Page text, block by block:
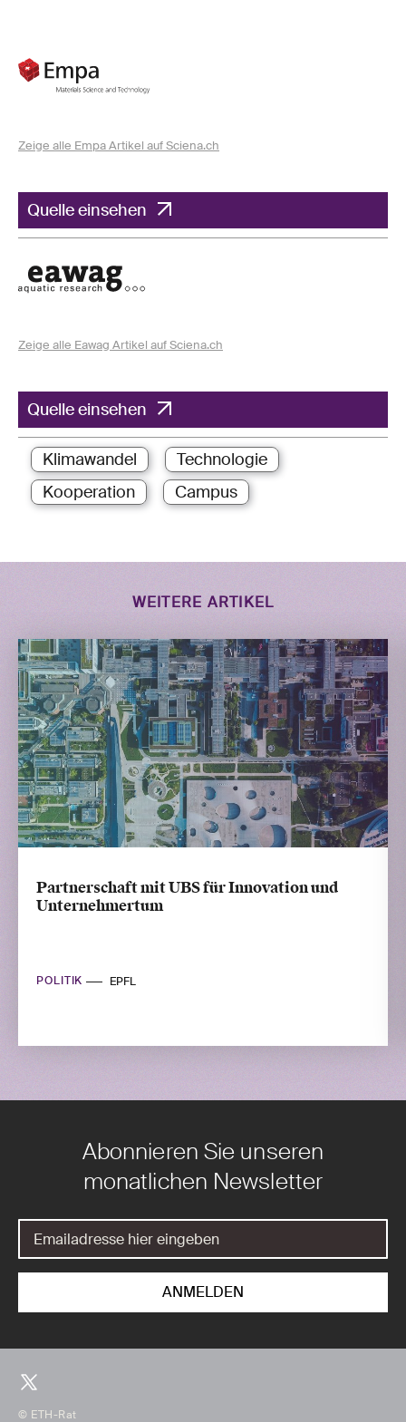
Zeige alle Empa Artikel auf Sciena.ch
Quelle einsehen
Zeige alle Eawag Artikel auf Sciena.ch
Quelle einsehen
Klimawandel
Technologie
Kooperation
Campus
WEITERE ARTIKEL
Partnerschaft mit UBS für Innovation und
Unternehmertum
POLITIK EPFL
Abonnieren Sie unseren
monatlichen Newsletter
© ETH-Rat